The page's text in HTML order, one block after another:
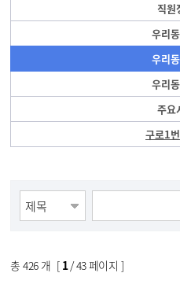
직원
우리
우리
우리
주요
구로1
총 426개 [ 1/ 43 페이지 ]